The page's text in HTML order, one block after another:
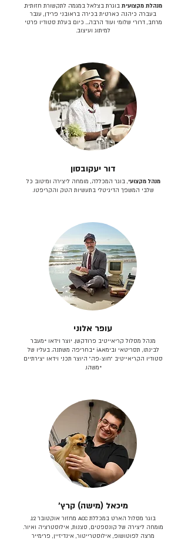
מנהלת מקצועית בוגרת בצלאל במגמה לתקשורת חזותית.
בעברה כיהנה כארטית בכירה בראובני פרידן, ענבר
מרחב, דרורי שלומי ועוד הרבה… כיום בעלת סטודיו פרטי
למיתוג ועיצוב.
דור יעקובסון
מנהל מקצועי, בוגר המכללה, מומחה ליצירה ומיטוב כל
שלבי המשפך הדיגיטלי בתעשיות הטק והקריפטו.
עופר אלוני
מנהל מסלול קריאייטיב פרודקשן. יוצר וידאו *מעבר
לבינתו, תסריטאי וב​ימאiA‎ *בחריפה משתנה. בעליו של
סטודיו הקריאייטיב ״חוצ-פה״ היוצר תכני וידאו יצירתיים
*משהו.
מיכאל (מישה) קרץ׳
בוגר מסלול הארט במכללת ACC מחזור אוקטובר 12.
מומחה ליצירה של קונספטים, סצנות, אילוסטרציה ואיור.
מרצה לפוטושופ, אילוסטרייטור, אינדיזיין, פרימייר